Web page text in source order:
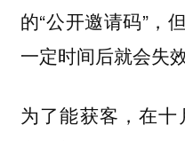
的“公开邀请码”，
一定时间后就会失效
为了能获客，在十